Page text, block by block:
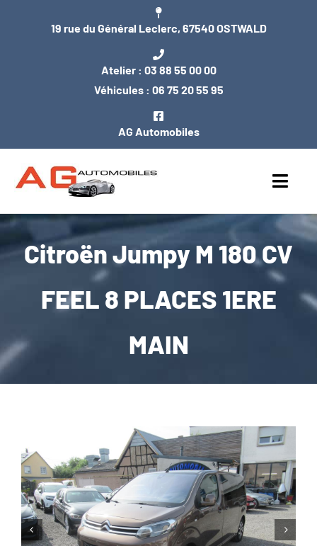
19 rue du Général Leclerc, 67540 OSTWALD
Atelier : 03 88 55 00 00
Véhicules : 06 75 20 55 95
AG Automobiles
ACCUEIL
ENTRETIEN / MÉCANIQUE
CARROSSERIE / VITRAGE
Citroën Jumpy M 180 CV
FEEL 8 PLACES 1ERE
MAIN